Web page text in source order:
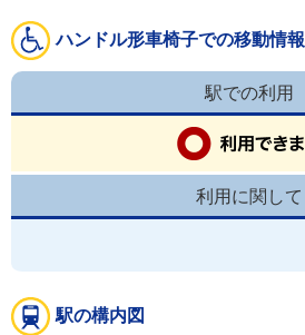
ハンドル形車椅子での移動情報
駅での利用
利用に関して
駅の構内図